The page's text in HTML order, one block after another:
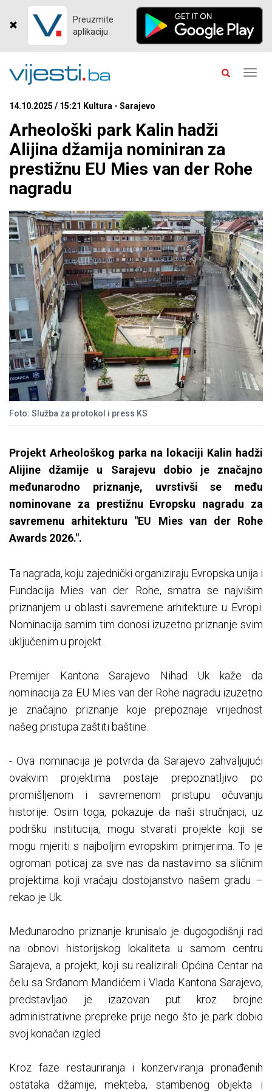
Preuzmite
aplikaciju
14.10.2025 / 15:21 Kultura - Sarajevo
Arheološki park Kalin hadži
Alijina džamija nominiran za
prestižnu EU Mies van der Rohe
nagradu
Foto: Služba za protokol i press KS
Projekt Arheološkog parka na lokaciji Kalin hadži
Alijine džamije u Sarajevu dobio je značajno
međunarodno priznanje, uvrstivši se među
nominovane za prestižnu Evropsku nagradu za
savremenu arhitekturu "EU Mies van der Rohe
Awards 2026.".
Ta nagrada, koju zajednički organiziraju Evropska unija i
Fundacija Mies van der Rohe, smatra se najvišim
priznanjem u oblasti savremene arhitekture u Evropi.
Nominacija samim tim donosi izuzetno priznanje svim
uključenim u projekt.
Premijer Kantona Sarajevo Nihad Uk kaže da
nominacija za EU Mies van der Rohe nagradu izuzetno
je značajno priznanje koje prepoznaje vrijednost
našeg pristupa zaštiti baštine.
- Ova nominacija je potvrda da Sarajevo zahvaljujući
ovakvim projektima postaje prepoznatljivo po
promišljenom i savremenom pristupu očuvanju
historije. Osim toga, pokazuje da naši stručnjaci, uz
podršku institucija, mogu stvarati projekte koji se
mogu mjeriti s najboljim evropskim primjerima. To je
ogroman poticaj za sve nas da nastavimo sa sličnim
projektima koji vraćaju dostojanstvo našem gradu –
rekao je Uk.
Međunarodno priznanje krunisalo je dugogodišnji rad
na obnovi historijskog lokaliteta u samom centru
Sarajeva, a projekt, koji su realizirali Općina Centar na
čelu sa Srđanom Mandićem i Vlada Kantona Sarajevo,
predstavljao je izazovan put kroz brojne
administrativne prepreke prije nego što je park dobio
svoj konačan izgled.
Kroz faze restauriranja i konzerviranja pronađenih
ostataka džamije, mekteba, stambenog objekta i